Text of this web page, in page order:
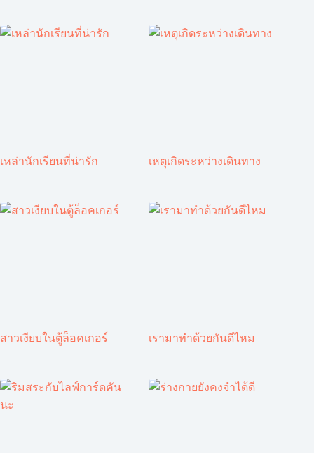
เหล่านักเรียนที่น่ารัก เหตุเกิดระหว่างเดินทาง
สาวเงียบในตู้ล็อคเกอร์ เรามาทำด้วยกันดีไหม